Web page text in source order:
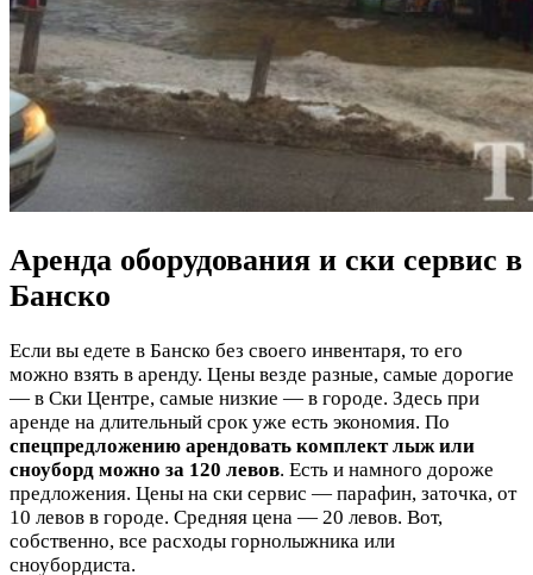
Аренда оборудования и ски сервис в
Банско
Если вы едете в Банско без своего инвентаря, то его
можно взять в аренду. Цены везде разные, самые дорогие
— в Ски Центре, самые низкие — в городе. Здесь при
аренде на длительный срок уже есть экономия. По
спецпредложению арендовать комплект лыж или
сноуборд можно за 120 левов. Есть и намного дороже
предложения. Цены на ски сервис — парафин, заточка, от
10 левов в городе. Средняя цена — 20 левов. Вот,
собственно, все расходы горнолыжника или
сноубордиста.